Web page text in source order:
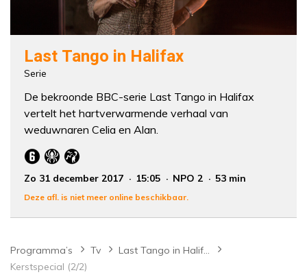
Last Tango in Halifax
Serie
De bekroonde BBC-serie Last Tango in Halifax
vertelt het hartverwarmende verhaal van
weduwnaren Celia en Alan.
Zo 31 december 2017 15:05 NPO 2 53 min
Deze afl. is niet meer online beschikbaar.
Programma’s Tv
Last Tango in Halifax
Kerstspecial (2/2)